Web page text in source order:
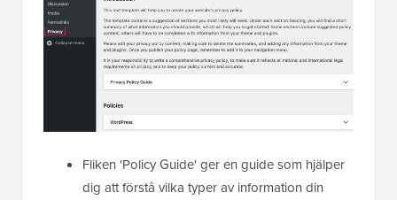
Fliken 'Policy Guide' ger en guide som hjälper
dig att förstå vilka typer av information din